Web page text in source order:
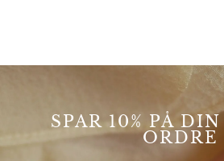
SPAR 10% PÅ
ORDRE